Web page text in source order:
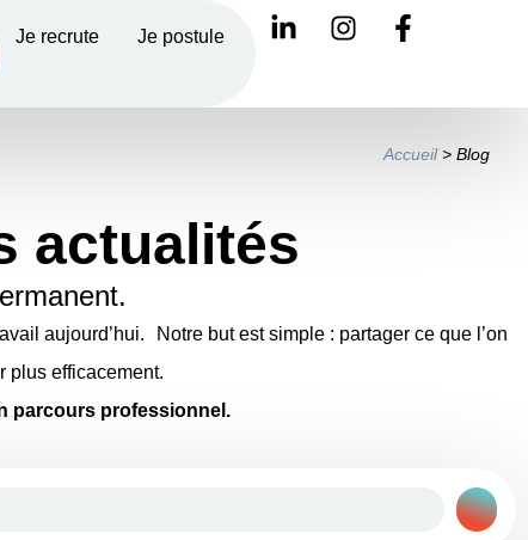
Je recrute Je postule
Accueil> Blog
actualités
aujourd’hui. Notre but est simple : partager ce que l’on
plus efficacement.
parcours professionnel.